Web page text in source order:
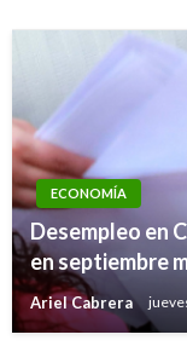
ECONOMÍA
Desempleo en
en septiembre
Ariel Cabrera
NACIONAL
Resultados de
lunes 8 de mayo
Ariel Cabrera
NACIONAL
El 45% de los
SOAT